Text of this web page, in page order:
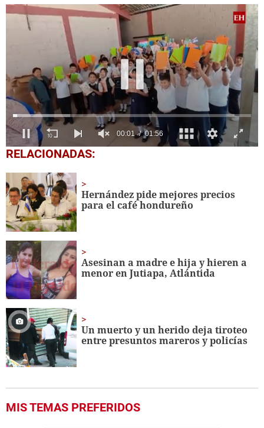
0
seconds
minute,
56
seconds
RELACIONADAS:
Hernández pide mejores precios
para el café hondureño
Asesinan a madre e hija y hieren a
menor en Jutiapa, Atlántida
Un muerto y un herido deja tiroteo
entre presuntos mareros y policías
MIS TEMAS PREFERIDOS